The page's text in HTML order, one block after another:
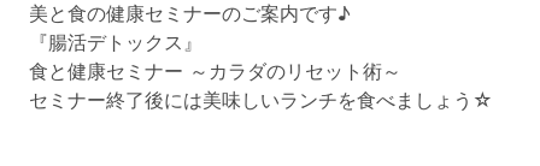
美と食の健康セミナーのご案内です♪
『腸活デトックス』
食と健康セミナー ～カラダのリセット術～
セミナー終了後には美味しいランチを食べましょう☆